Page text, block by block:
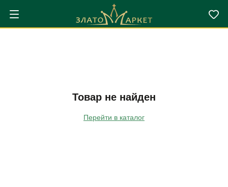
Товар не найден
Перейти в каталог